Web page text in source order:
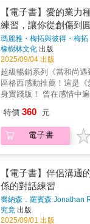
心，學習不為他人而活
這些故事，或許也是你
了愛失能的伴侶，被感
書以心理學理論為基礎，
種自戀型伴侶的行為模式
發現傷痕背後的真相，希
愛的能力，重拾自己。
了折磨，而你為了他一再
夠好，而是他不懂得愛人
晰、具體的目標再 行善
伴侶，就去陪伴同樣渴望
速萌芽，讓理想伴侶來到
現「種子定律」與十九
遇見靈魂契合的伴侶，或
◎ 清理外遇與欺瞞等毒
定持久的關係◎ 與伴侶
趣，在財務上實現共榮
侶，還是想修補、提升現
書中傳授的業力法則──
【電子書】愛的業力
練習，讓你從創傷到
理想伴侶
瑪麗雅・梅拓與彼得・梅拓
橡樹林文化 出版
2025/09/04 出版
超級暢銷系列《當和尚遇
區格西感動推薦！這是
身實踐版！ 曾在感情中
重與喜悅並存的愛情。
我們所經驗的世界由自己
兩位作者以宛如交換日
晰、具體的目標再 行善
伴侶，就去陪伴同樣渴望
速萌芽，讓理想伴侶來到
現「種子定律」與十九
遇見靈魂契合的伴侶，或
特價 360 元
電子書
【電子書】伴侶溝通
係的對話練習
喬納森．羅賓森 Jonathan
究竟 出版
2025/09/01 出版